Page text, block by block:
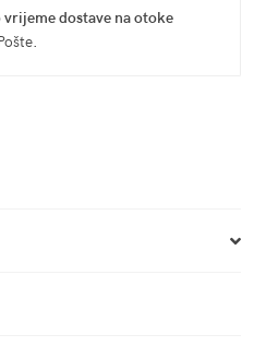
dostave na otoke